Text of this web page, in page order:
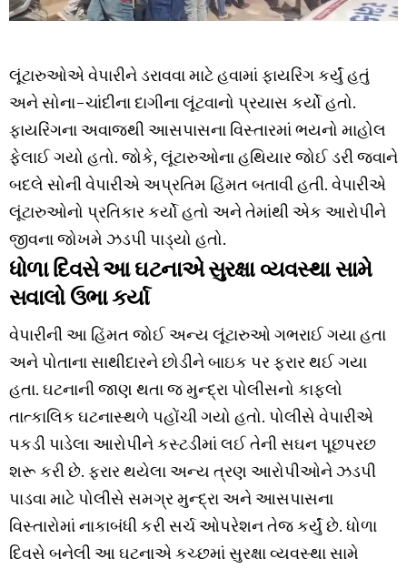
લૂંટારુઓએ વેપારીને ડરાવવા માટે હવામાં ફાયરિંગ કર્યું હતું
અને સોના-ચાંદીના દાગીના લૂંટવાનો પ્રયાસ કર્યો હતો.
ફાયરિંગના અવાજથી આસપાસના વિસ્તારમાં ભયનો માહોલ
ફેલાઈ ગયો હતો. જોકે, લૂંટારુઓના હથિયાર જોઈ ડરી જવાને
બદલે સોની વેપારીએ અપ્રતિમ હિંમત બતાવી હતી. વેપારીએ
લૂંટારુઓનો પ્રતિકાર કર્યો હતો અને તેમાંથી એક આરોપીને
જીવના જોખમે ઝડપી પાડ્યો હતો.
ધોળા દિવસે આ ઘટનાએ સુરક્ષા વ્યવસ્થા સામે
સવાલો ઉભા કર્યા
વેપારીની આ હિંમત જોઈ અન્ય લૂંટારુઓ ગભરાઈ ગયા હતા
અને પોતાના સાથીદારને છોડીને બાઇક પર ફરાર થઈ ગયા
હતા. ઘટનાની જાણ થતા જ મુન્દ્રા પોલીસનો કાફલો
તાત્કાલિક ઘટનાસ્થળે પહોંચી ગયો હતો. પોલીસે વેપારીએ
પકડી પાડેલા આરોપીને કસ્ટડીમાં લઈ તેની સઘન પૂછપરછ
શરૂ કરી છે. ફરાર થયેલા અન્ય ત્રણ આરોપીઓને ઝડપી
પાડવા માટે પોલીસે સમગ્ર મુન્દ્રા અને આસપાસના
વિસ્તારોમાં નાકાબંધી કરી સર્ચ ઓપરેશન તેજ કર્યું છે. ધોળા
દિવસે બનેલી આ ઘટનાએ કચ્છમાં સુરક્ષા વ્યવસ્થા સામે